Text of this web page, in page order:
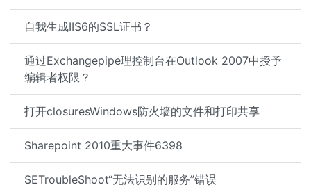
自我生成IIS6的SSL证书？
通过Exchangepipe理控制台在Outlook 2007中授予
编辑者权限？
打开closuresWindows防火墙的文件和打印共享
Sharepoint 2010重大事件6398
SETroubleShoot“无法识别的服务”错误